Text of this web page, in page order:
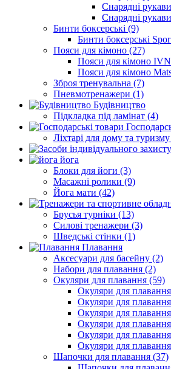
Снарядні
Снарядні
Бинти боксерські (9)
Бинти боксерські
Пояси для кімоно (27)
Пояси для кімоно
Пояси для кімоно
Зброя тренувальна (7)
Пневмотренажери (1)
Будівництво
Підкладка під ламінат (4)
Ліхтарі для дому та
йога
Блоки для йоги (3)
Масажні ролики (9)
Йога мати (42)
Брусья турніки (13)
Силові тренажери (3)
Шведські стінки (1)
Плавання
Аксесуари для басейну (2)
Набори для плавання (2)
Окуляри для плавання (59)
Окуляри для
Окуляри для
Окуляри для
Окуляри для
Окуляри для
Окуляри для
Шапочки для плавання (37)